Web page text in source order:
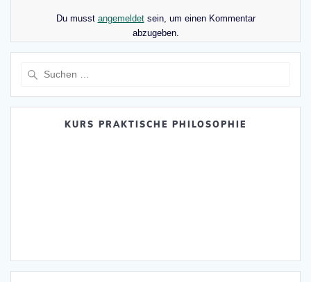
Du musst angemeldetsein, um einen Kommentar
abzugeben.
KURS PRAKTISCHE PHILOSOPHIE